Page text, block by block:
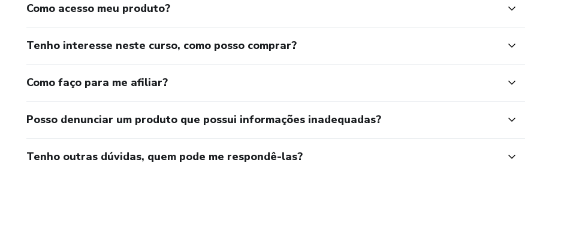
Como acesso meu produto?
Tenho interesse neste curso, como posso comprar?
Como faço para me afiliar?
Posso denunciar um produto que possui informações inadequadas?
Tenho outras dúvidas, quem pode me respondê-las?